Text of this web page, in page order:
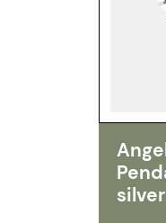
silver